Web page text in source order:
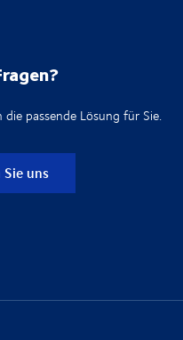
passende Lösung für Sie.
uns